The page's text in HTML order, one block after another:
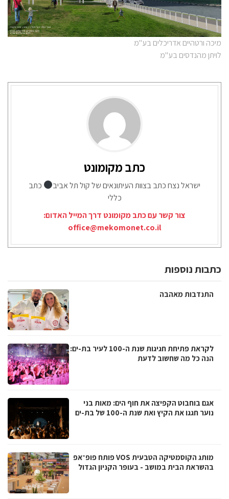
מיכה ורטהיים אדריכלים בע"מ
לויתן מהנדסים בע"מ
כתב מקומונט
ישראל נצח כתב בצוות העיתונאים של קול תל אביב
כתב
כללי
צור קשר עם כתב מקומונט דרך המייל האדום:
office@mekomonet.co.il
כתבות נוספות
התנדבות מאהבה
לקראת פתיחת חגיגות שנת ה-100 לעיר בת-ים:
הנה כל מה שחשוב לדעת
אגם בוחבוט הקפיצה את חוף הים: מאות בני
נוער חגגו את הקיץ ואת שנת ה-100 של בת-ים
מותג הקוסמטיקה הטבעית VOS פותח פופ־אפ
בהשראת הבית במושב - בעופר הקניון הגדול